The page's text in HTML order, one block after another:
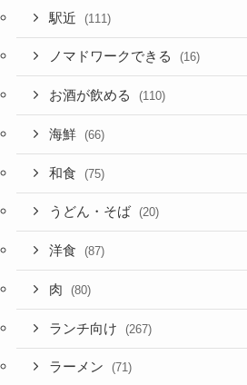
駅近 (111)
ノマドワークできる (16)
お酒が飲める (110)
海鮮 (66)
和食 (75)
うどん・そば (20)
洋食 (87)
肉 (80)
ランチ向け (267)
ラーメン (71)